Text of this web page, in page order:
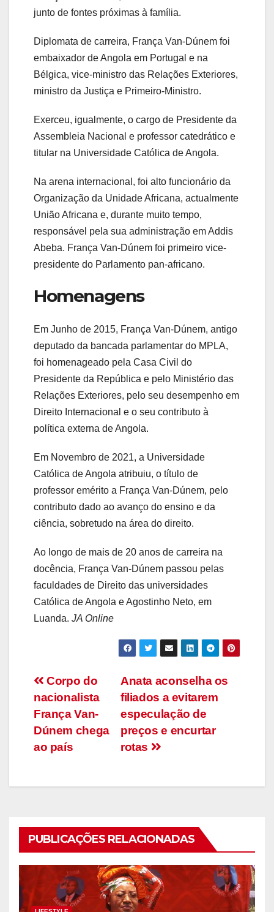
junto de fontes próximas à família.
Diplomata de carreira, França Van-Dúnem foi
embaixador de Angola em Portugal e na
Bélgica, vice-ministro das Relações Exteriores,
ministro da Justiça e Primeiro-Ministro.
Exerceu, igualmente, o cargo de Presidente da
Assembleia Nacional e professor catedrático e
titular na Universidade Católica de Angola.
Na arena internacional, foi alto funcionário da
Organização da Unidade Africana, actualmente
União Africana e, durante muito tempo,
responsável pela sua administração em Addis
Abeba. França Van-Dúnem foi primeiro vice-
presidente do Parlamento pan-africano.
Homenagens
Em Junho de 2015, França Van-Dúnem, antigo
deputado da bancada parlamentar do MPLA,
foi homenageado pela Casa Civil do
Presidente da República e pelo Ministério das
Relações Exteriores, pelo seu desempenho em
Direito Internacional e o seu contributo à
política externa de Angola.
Em Novembro de 2021, a Universidade
Católica de Angola atribuiu, o título de
professor emérito a França Van-Dúnem, pelo
contributo dado ao avanço do ensino e da
ciência, sobretudo na área do direito.
Ao longo de mais de 20 anos de carreira na
docência, França Van-Dúnem passou pelas
faculdades de Direito das universidades
Católica de Angola e Agostinho Neto, em
Luanda. JA Online
Navegação
de
artigos
Anata aconselha os
filiados a evitarem
especulação de
preços e encurtar
rotas
Corpo do
nacionalista
França Van-
Dúnem chega
ao país
PUBLICAÇÕES RELACIONADAS